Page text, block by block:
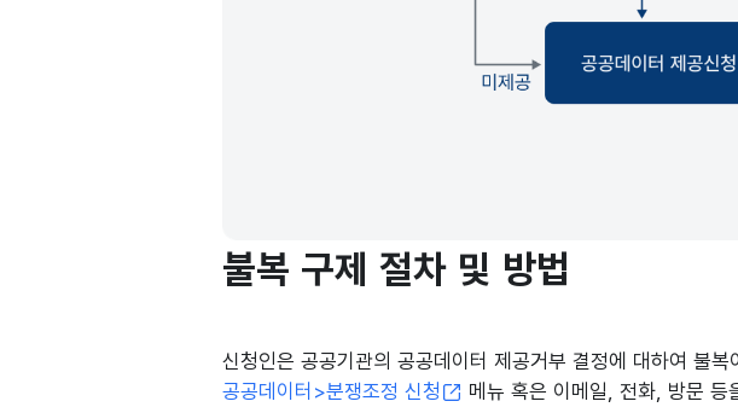
불복 구제 절차 및 방법
신청인은 공공기관의 공공데이터 제공거부 결정에 대하여 불
공공데이터>분쟁조정 신청
메뉴 혹은 이메일, 전화, 방문